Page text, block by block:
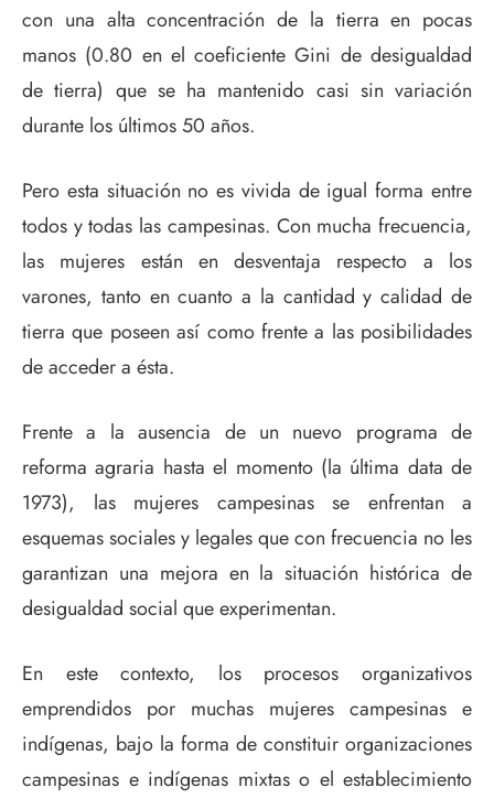
con una alta concentración de la tierra en pocas
manos (0.80 en el coeficiente Gini de desigualdad
de tierra) que se ha mantenido casi sin variación
durante los últimos 50 años.
Pero esta situación no es vivida de igual forma entre
todos y todas las campesinas. Con mucha frecuencia,
las mujeres están en desventaja respecto a los
varones, tanto en cuanto a la cantidad y calidad de
tierra que poseen así como frente a las posibilidades
de acceder a ésta.
Frente a la ausencia de un nuevo programa de
reforma agraria hasta el momento (la última data de
1973), las mujeres campesinas se enfrentan a
esquemas sociales y legales que con frecuencia no les
garantizan una mejora en la situación histórica de
desigualdad social que experimentan.
En este contexto, los procesos organizativos
emprendidos por muchas mujeres campesinas e
indígenas, bajo la forma de constituir organizaciones
campesinas e indígenas mixtas o el establecimiento